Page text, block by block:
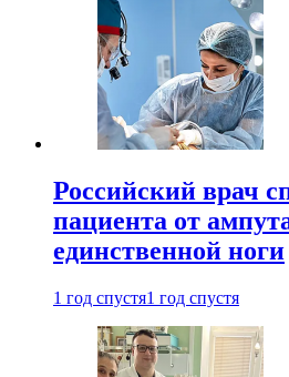
Российский врач
пациента от
единственной ноги
1 год спустя1 год спустя